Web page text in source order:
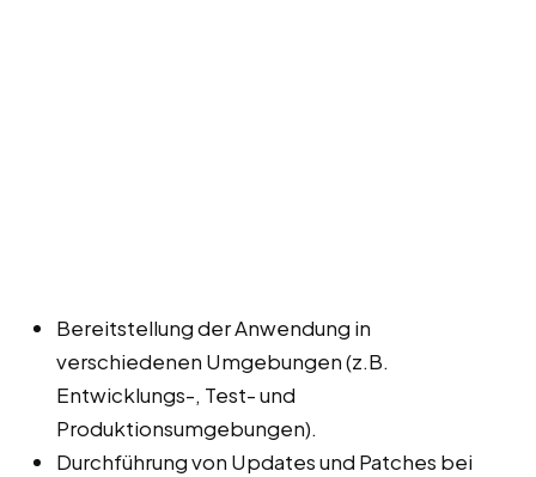
Bereitstellung der Anwendung in
verschiedenen Umgebungen (z.B.
Entwicklungs-, Test- und
Produktionsumgebungen).
Durchführung von Updates und Patches bei